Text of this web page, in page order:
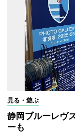
見る・遊ぶ
静岡ブルーレヴ
ーも